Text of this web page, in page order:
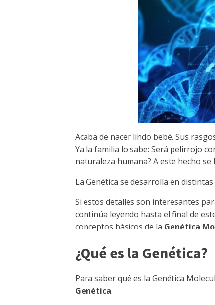
Acaba de nacer lindo bebé. Sus
Ya la familia lo sabe: Será pelirrojo
naturaleza humana? A este hecho se
La Genética se desarrolla en
Si estos detalles son interesantes
continúa leyendo hasta el final de
conceptos básicos de la Genética
¿Qué es la Genética?
Para saber qué es la Genética
Genética.